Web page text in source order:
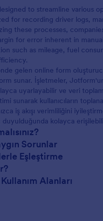
to streamline various
for recording driver logs,
these processes,
for error inherent in
such as mileage, fuel
gelen online form
sunar. İşletmeler,
uyarlayabilir ve veri
sunarak kullanıcıların
iş akışı verimliliğini
kolayca erişilebilir
Sorunlar
Eşleştirme
Alanları